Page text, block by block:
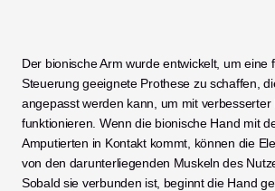
Der bionische Arm wurde entwickelt, um eine
Steuerung geeignete Prothese zu schaffen,
angepasst werden kann, um mit verbesserter
funktionieren. Wenn die bionische Hand mit
Amputierten in Kontakt kommt, können die
von den darunterliegenden Muskeln des
Sobald sie verbunden ist, beginnt die Hand